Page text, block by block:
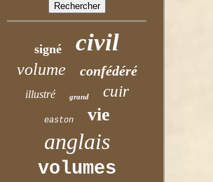
signé civil
volume confédéré
illustré grand cuir
easton vie
anglais
volumes